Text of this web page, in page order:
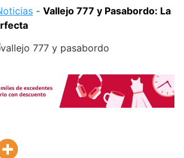
- Vallejo 777 y Pasabordo: La